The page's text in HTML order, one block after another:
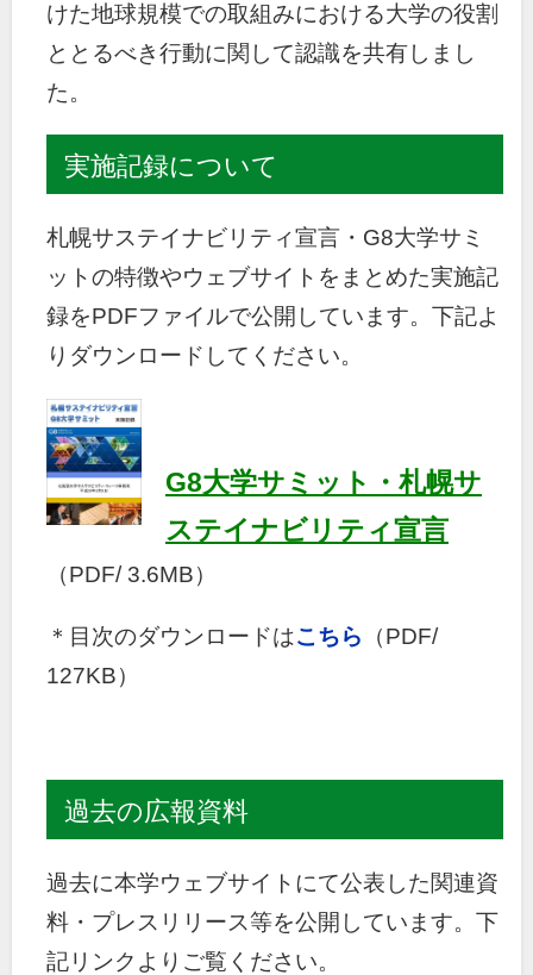
けた地球規模での取組みにおける大学の役割
ととるべき行動に関して認識を共有しまし
た。
実施記録について
札幌サステイナビリティ宣言・G8大学サミ
ットの特徴やウェブサイトをまとめた実施記
録をPDFファイルで公開しています。下記よ
りダウンロードしてください。
G8大学サミット・札幌サ
ステイナビリティ宣言
（PDF/ 3.6MB）
＊目次のダウンロードはこちら （PDF/
127KB）
過去の広報資料
過去に本学ウェブサイトにて公表した関連資
料・プレスリリース等を公開しています。下
記リンクよりご覧ください。